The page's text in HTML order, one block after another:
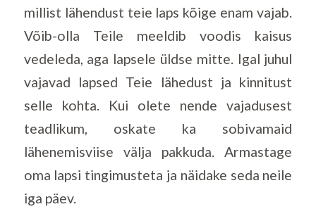
millist lähendust teie laps kõige enam vajab.
Võib-olla Teile meeldib voodis kaisus
vedeleda, aga lapsele üldse mitte. Igal juhul
vajavad lapsed Teie lähedust ja kinnitust
selle kohta. Kui olete nende vajadusest
teadlikum, oskate ka sobivamaid
lähenemisviise välja pakkuda. Armastage
oma lapsi tingimusteta ja näidake seda neile
iga päev.